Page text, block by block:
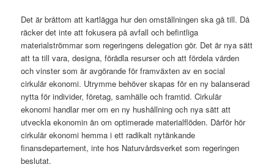
Det är bråttom att kartlägga hur den omställningen ska gå till. Då
räcker det inte att fokusera på avfall och befintliga
materialströmmar som regeringens delegation gör. Det är nya sätt
att ta till vara, designa, förädla resurser och att fördela värden
och vinster som är avgörande för framväxten av en social
cirkulär ekonomi. Utrymme behöver skapas för en ny balanserad
nytta för individer, företag, samhälle och framtid. Cirkulär
ekonomi handlar mer om en ny hushållning och nya sätt att
utveckla ekonomin än om optimerade materialflöden. Därför hör
cirkulär ekonomi hemma i ett radikalt nytänkande
finansdepartement, inte hos Naturvårdsverket som regeringen
beslutat.